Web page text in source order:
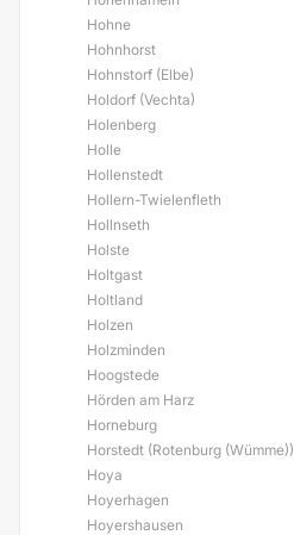
Hohne
Hohnhorst
Hohnstorf (Elbe)
Holdorf (Vechta)
Holenberg
Holle
Hollenstedt
Hollern-Twielenfleth
Hollnseth
Holste
Holtgast
Holtland
Holzen
Holzminden
Hoogstede
Hörden am Harz
Horneburg
Horstedt (Rotenburg (Wümme))
Hoya
Hoyerhagen
Hoyershausen